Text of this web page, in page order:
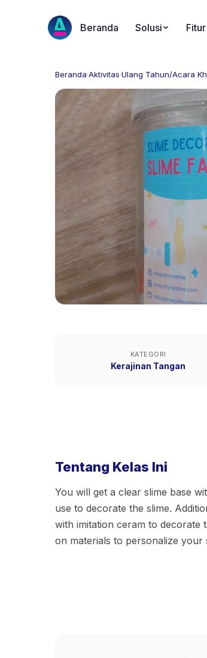
Beranda Solusi Fitur
Beranda·Aktivitas·Ulang Tahun/Acara
KATEGORI
Kerajinan Tangan
Tentang Kelas Ini
You will get a clear slime base
use to decorate the slime.
with imitation ceram to decorate
on materials to personalize your